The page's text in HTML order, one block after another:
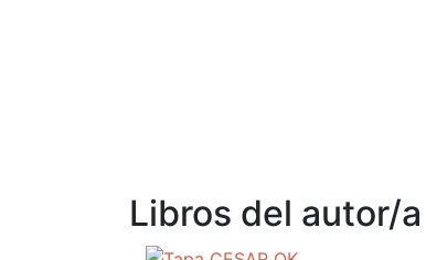
Libros del autor/a